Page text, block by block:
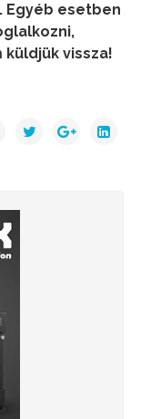
Egyéb esetben
vissza!